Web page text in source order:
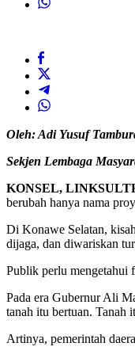
Oleh: Adi Yusuf
Sekjen Lembaga
KONSEL,
berubah hanya nama
Di Konawe Selatan,
dijaga, dan diwariskan
Publik perlu mengetahui
Pada era Gubernur Ali
tanah itu bertuan. Tanah
Artinya, pemerintah